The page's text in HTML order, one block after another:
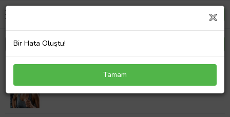
Caş Dekorasyon Beyaz Renk Canavar Figür Peluş
296,75 TL
Bir Hata Oluştu!
Tamam